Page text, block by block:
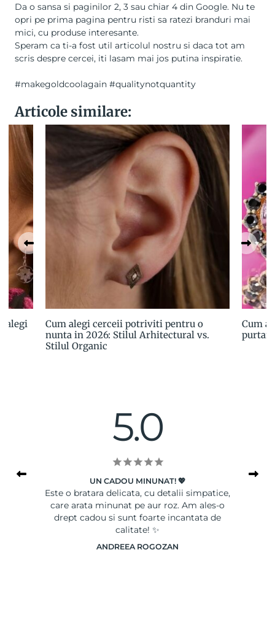
Da o sansa si paginilor 2, 3 sau chiar 4 din Google. Nu te
opri pe prima pagina pentru risti sa ratezi branduri mai
mici, cu produse interesante.
Speram ca ti-a fost util articolul nostru si daca tot am
scris despre cercei, iti lasam mai jos putina inspiratie.
#makegoldcoolagain #qualitynotquantity
Articole similare:
alegi
Cum alegi cerceii potriviti pentru o
nunta in 2026: Stilul Arhitectural vs.
Stilul Organic
Cum
5.0
UN CADOU MINUNAT! 💖
Este o bratara delicata, cu detalii simpatice,
care arata minunat pe aur roz. Am ales-o
drept cadou si sunt foarte incantata de
calitate! ✨
ANDREEA ROGOZAN